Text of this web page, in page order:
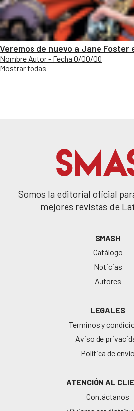
Veremos de nuevo a Jane Foster
Nombre Autor - Fecha 0/00/00
Mostrar todas
Somos la editorial oficial
mejores revistas de
SMASH
Catálogo
Noticias
Autores
LEGALES
Terminos y
Aviso de
Política de envío
ATENCIÓN AL
Contáctanos